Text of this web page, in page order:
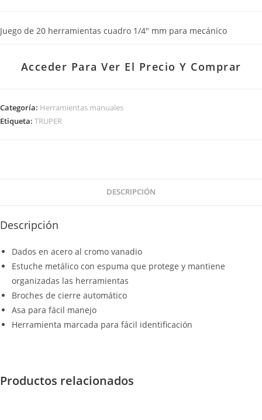
Juego de 20 herramientas cuadro 1/4″ mm para mecánico
Acceder Para Ver El Precio Y Comprar
Categoría: Herramientas manuales
Etiqueta: TRUPER
DESCRIPCIÓN
Descripción
Dados en acero al cromo vanadio
Estuche metálico con espuma que protege y mantiene
organizadas las herramientas
Broches de cierre automático
Asa para fácil manejo
Herramienta marcada para fácil identificación
Productos relacionados